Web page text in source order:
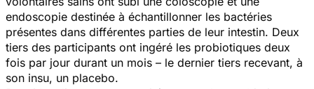
endoscopie destinée à échantillonner les bactéries
présentes dans différentes parties de leur intestin. Deux
tiers des participants ont ingéré les probiotiques deux
fois par jour durant un mois – le dernier tiers recevant, à
son insu, un placebo.